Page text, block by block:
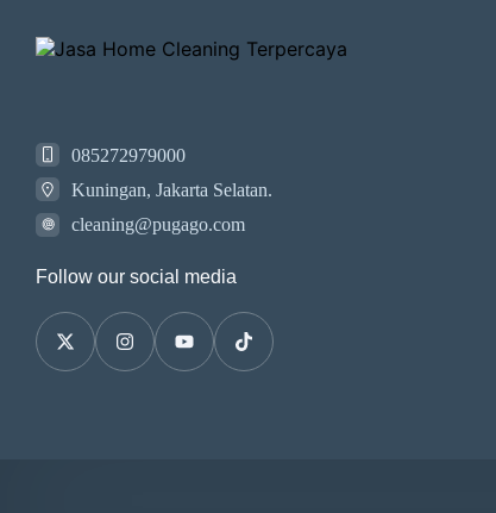
085272979000
Kuningan, Jakarta Selatan.
cleaning@pugago.com
Follow our social media